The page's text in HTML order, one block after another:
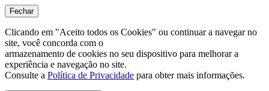
Fechar
Clicando em "Aceito todos os Cookies" ou continuar a navegar no
site, você concorda com o
armazenamento de cookies no seu dispositivo para melhorar a
experiência e navegação no site.
Consulte a Política de Privacidade para obter mais informações.